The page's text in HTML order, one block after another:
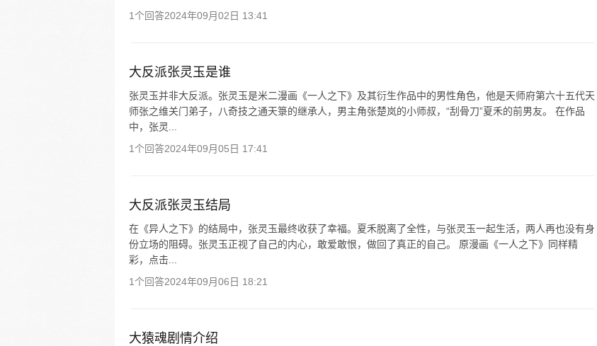
1个回答2024年09月02日 13:41
大反派张灵玉是谁
张灵玉并非大反派。张灵玉是米二漫画《一人之下》及其衍生作品中的男性角色，他是天师府第六十五代天
师张之维关门弟子，八奇技之通天箓的继承人，男主角张楚岚的小师叔，“刮骨刀”夏禾的前男友。 在作品
中，张灵...
1个回答2024年09月05日 17:41
大反派张灵玉结局
在《异人之下》的结局中，张灵玉最终收获了幸福。夏禾脱离了全性，与张灵玉一起生活，两人再也没有身
份立场的阻碍。张灵玉正视了自己的内心，敢爱敢恨，做回了真正的自己。 原漫画《一人之下》同样精
彩，点击...
1个回答2024年09月06日 18:21
大猿魂剧情介绍